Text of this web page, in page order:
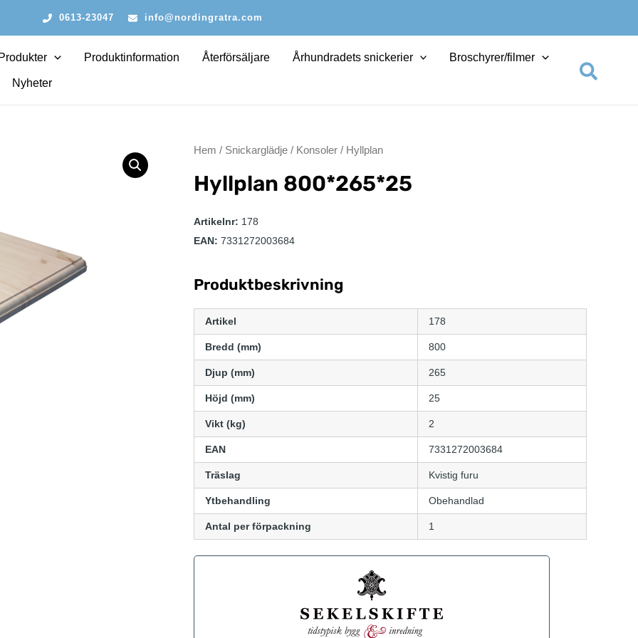
0613-23047 info@nordingratra.com
Produkter Produktinformation Återförsäljare Århundradets snickerier Broschyrer/filmer
Nyheter
Sök
Hem / Snickarglädje / Konsoler / Hyllplan
Hyllplan 800*265*25
Artikelnr: 178
EAN: 7331272003684
Produktbeskrivning
Artikel 178
Bredd (mm) 800
Djup (mm) 265
Höjd (mm) 25
Vikt (kg) 2
EAN 7331272003684
Träslag Kvistig furu
Ytbehandling Obehandlad
Antal per förpackning 1